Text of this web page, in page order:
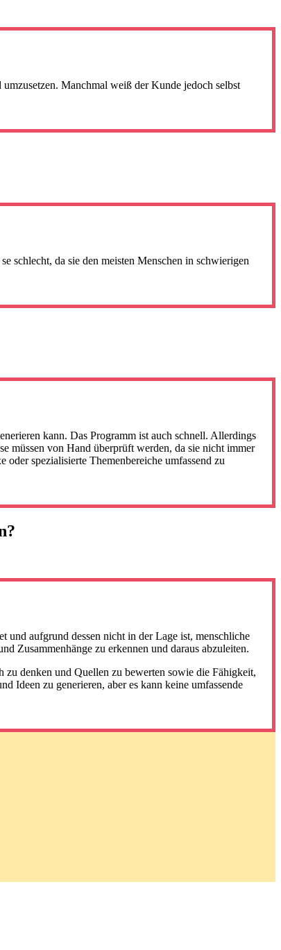
Manchmal weiß der Kunde jedoch selbst
schlecht, da sie den meisten Menschen in schwierigen
kann. Das Programm ist auch schnell. Allerdings
müssen von Hand überprüft werden, da sie nicht immer
spezialisierte Themenbereiche umfassend zu
und aufgrund dessen nicht in der Lage ist, menschliche
Zusammenhänge zu erkennen und daraus abzuleiten.
zu denken und Quellen zu bewerten sowie die Fähigkeit,
Ideen zu generieren, aber es kann keine umfassende